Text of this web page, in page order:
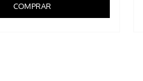
COMPRAR